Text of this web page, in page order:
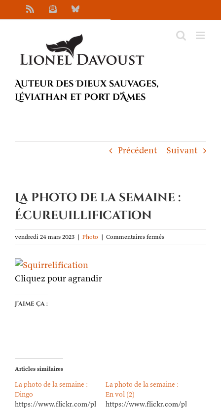
au
NewsletterBluesky
Auteur des Dieux sauvages,
Léviathan et Port d’Âmes
Précédent Suivant
La photo de la semaine :
Écureuillification
vendredi 24 mars 2023 | Photo | Commentaires ferméssur
La
Cliquez pour agrandir
J’aime ça :
Articles similaires
La photo de la semaine :
Dingo
https://www.flickr.com/photos/lioneldavoust/54703120626/in/
La photo de la semaine :
En vol (2)
https://www.flickr.com/photos/